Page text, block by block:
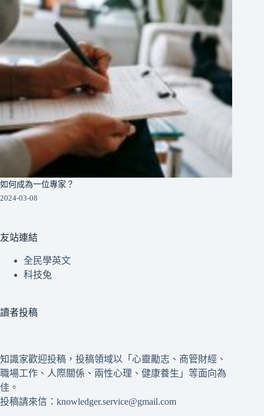
如何成為一位專家？
2024-03-08
友站連結
全民學英文
科技兔
讀者投稿
知識家歡迎投稿，投稿領域以「心靈勵志、商管財經、
職場工作、人際關係、兩性心理、健康養生」等面向為
佳。
投稿請來信：knowledger.service@gmail.com